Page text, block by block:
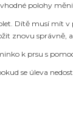
polohy
Dítě musí mít v
znovu správně,
k prsu s
se úleva